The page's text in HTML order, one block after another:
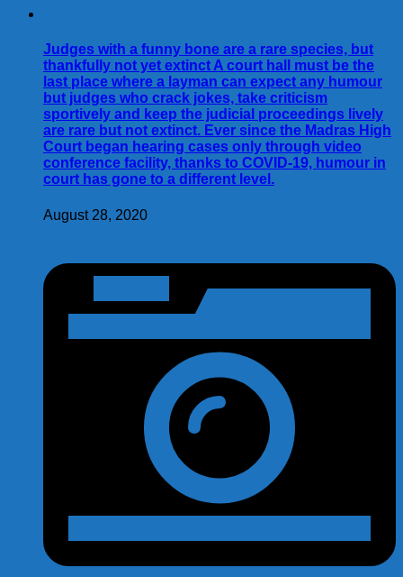
Judges with a funny bone are a rare species, but
thankfully not yet extinct A court hall must be the
last place where a layman can expect any humour
but judges who crack jokes, take criticism
sportively and keep the judicial proceedings lively
are rare but not extinct. Ever since the Madras High
Court began hearing cases only through video
conference facility, thanks to COVID-19, humour in
court has gone to a different level.
August 28, 2020